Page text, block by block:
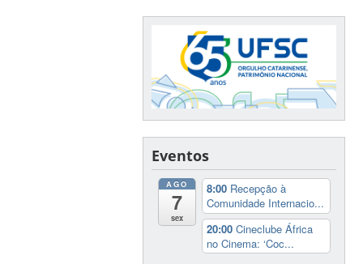
Eventos
AGO
7
sex
8:00 Recepção à
Comunidade Internacio...
20:00Cineclube África
no Cinema: ‘Coc...